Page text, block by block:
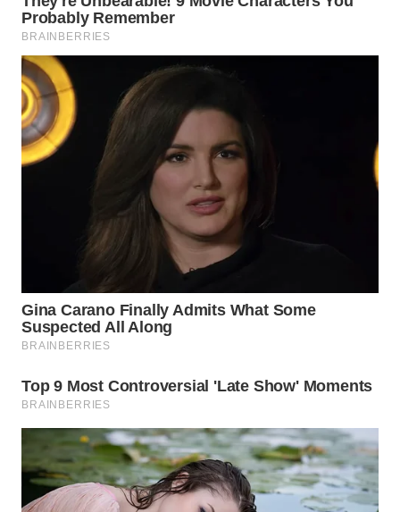
TANGERANG
WN
BINJAI
WN
CIREBON
WN
MAJALENGKA
WN
SUBANG
WN
SUKABUMI